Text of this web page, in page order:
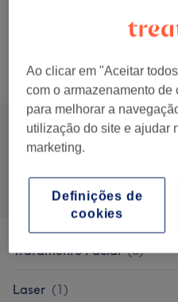
Mostrar Detalhes
Procurar serviços
Tratamento Facial (5)
Laser (1)
Ao clicar em "Aceitar
com o armazenamento
para melhorar a
utilização do site e ajudar
marketing.
Definições de
cookies